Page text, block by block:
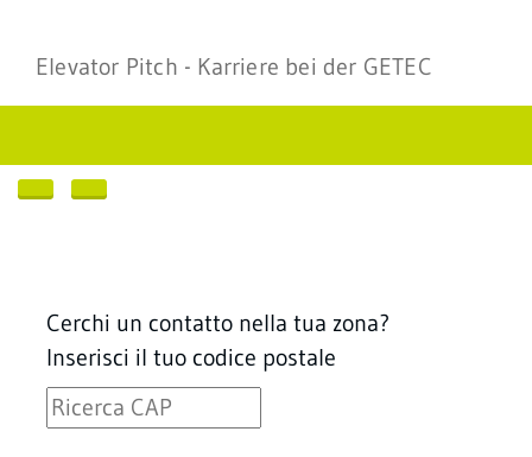
Elevator Pitch - Karriere bei der GETEC
Cerchi un contatto nella tua zona?
Inserisci il tuo codice postale